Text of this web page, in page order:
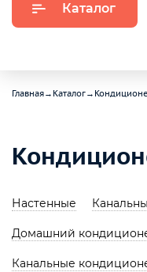
Каталог
Главная→ Каталог→
Настенные
Домашний
Канальные